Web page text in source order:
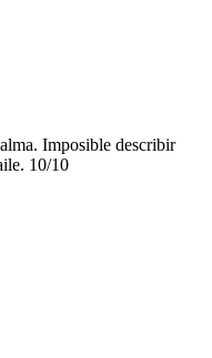
Imposible describir
10/10